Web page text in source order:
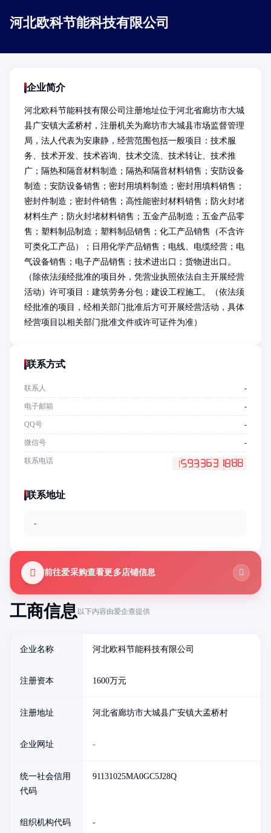
河北欧科节能科技有限公司
工商信息以下内容由爱企查提供
企业名称 河北欧科节能科技有限公司
注册资本 1600万元
注册地址 河北省廊坊市大城县广安镇大孟桥村
企业网址 -
统一社会信用
代码
91131025MA0GC5J28Q
组织机构代码 -
企业简介
河北欧科节能科技有限公司注册地址位于河北省廊坊市大城
县广安镇大孟桥村，注册机关为廊坊市大城县市场监督管理
局，法人代表为安康静，经营范围包括一般项目：技术服
务、技术开发、技术咨询、技术交流、技术转让、技术推
广；隔热和隔音材料制造；隔热和隔音材料销售；安防设备
制造；安防设备销售；密封用填料制造；密封用填料销售；
密封件制造；密封件销售；高性能密封材料销售；防火封堵
材料生产；防火封堵材料销售；五金产品制造；五金产品零
售；塑料制品制造；塑料制品销售；化工产品销售（不含许
可类化工产品）；日用化学产品销售；电线、电缆经营；电
气设备销售；电子产品销售；技术进出口；货物进出口。
（除依法须经批准的项目外，凭营业执照依法自主开展经营
活动）许可项目：建筑劳务分包；建设工程施工。（依法须
经批准的项目，经相关部门批准后方可开展经营活动，具体
经营项目以相关部门批准文件或许可证件为准）
联系方式
联系人 -
电子邮箱 -
QQ号 -
微信号 -
联系电话
联系地址
-
前往爱采购查看更多店铺信息